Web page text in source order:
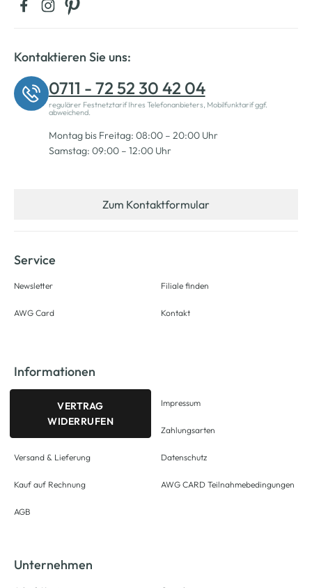
Kontaktieren Sie uns:
0711 - 72 52 30 42 04
regulärer Festnetztarif Ihres Telefonanbieters, Mobilfunktarif ggf.
abweichend.
Montag bis Freitag: 08:00 – 20:00 Uhr
Samstag: 09:00 – 12:00 Uhr
Zum Kontaktformular
Service
Newsletter
AWG Card
Filiale finden
Kontakt
Informationen
VERTRAG
WIDERRUFEN
Versand & Lieferung
Kauf auf Rechnung
AGB
Impressum
Zahlungsarten
Datenschutz
AWG CARD Teilnahmebedingungen
Unternehmen